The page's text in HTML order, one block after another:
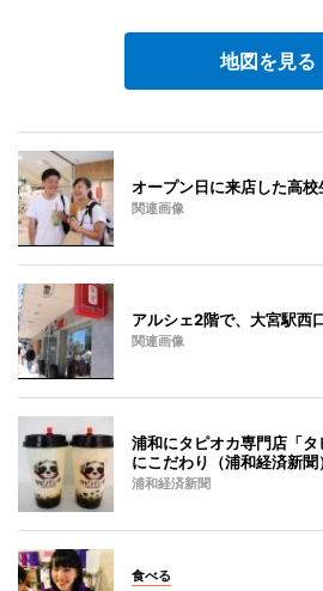
地図を見る
オープン日に来店した高校
関連画像
アルシェ2階で、大宮駅西
関連画像
浦和にタピオカ専門店「
にこだわり（浦和経済新聞）
浦和経済新聞
食べる